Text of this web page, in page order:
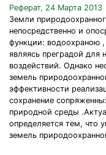
Реферат, 24 Марта 2013
Земли
непосредственно и
функции: водоохраною
являясь преградой для
воздействий. Однако
земель
эффективности
сохранение
природной среды
определяется тем, что
земель